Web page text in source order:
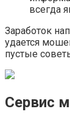
всегда
Заработок
удается
пустые
Сервис